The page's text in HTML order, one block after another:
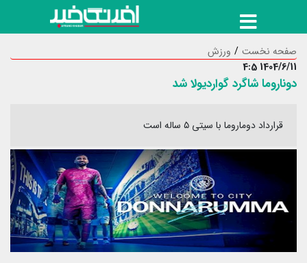
صفحه نخست
ورزش
1404/6/11 4:5
دوناروما شاگرد گواردیولا شد
قرارداد دوماروما با سیتی ۵ ساله است